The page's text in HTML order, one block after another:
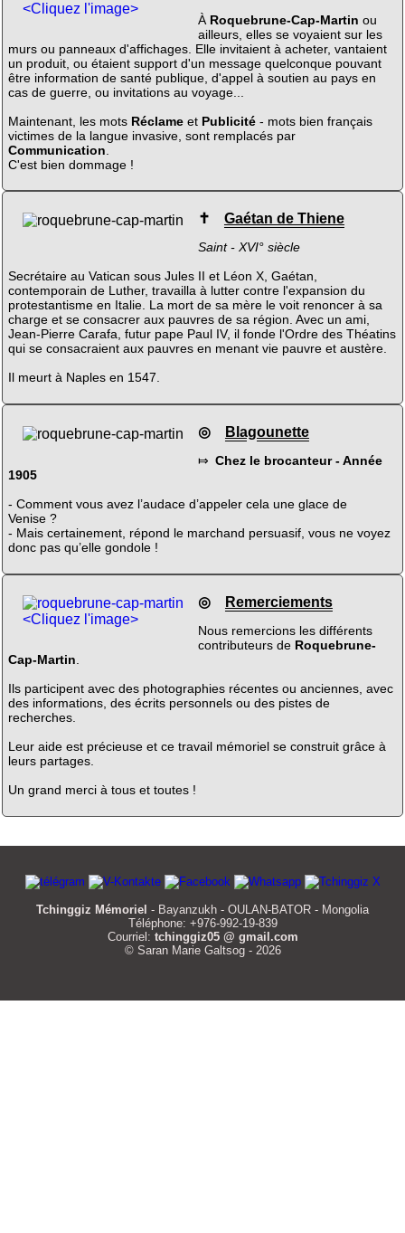
<Cliquez l'image>
À Roquebrune-Cap-Martin ou
ailleurs, elles se voyaient sur les
murs ou panneaux d'affichages. Elle invitaient à acheter, vantaient
un produit, ou étaient support d'un message quelconque pouvant
être information de santé publique, d'appel à soutien au pays en
cas de guerre, ou invitations au voyage...
Maintenant, les mots Réclameet Publicité- mots bien français
victimes de la langue invasive, sont remplacés par
Communication
C'est bien dommage !
✝ Gaétan de Thiene
Saint - XVI° siècle
Secrétaire au Vatican sous Jules II et Léon X, Gaétan,
contemporain de Luther, travailla à lutter contre l'expansion du
protestantisme en Italie. La mort de sa mère le voit renoncer à sa
charge et se consacrer aux pauvres de sa région. Avec un ami,
Jean-Pierre Carafa, futur pape Paul IV, il fonde l'Ordre des Théatins
qui se consacraient aux pauvres en menant vie pauvre et austère.
Il meurt à Naples en 1547.
◎ Blagounette
⤇ Chez le brocanteur - Année
1905
- Comment vous avez l’audace d’appeler cela une glace de
Venise ?
- Mais certainement, répond le marchand persuasif, vous ne voyez
donc pas qu’elle gondole !
<Cliquez l'image>
◎ Remerciements
Nous remercions les différents
contributeurs de Roquebrune-
Cap-Martin
Ils participent avec des photographies récentes ou anciennes, avec
des informations, des écrits personnels ou des pistes de
recherches.
Leur aide est précieuse et ce travail mémoriel se construit grâce à
leurs partages.
Un grand merci à tous et toutes !
Tchinggiz Mémoriel - Bayanzukh - OULAN-BATOR - Mongolia
Téléphone: +976-992-19-839
Courriel: tchinggiz05 @ gmail.com
© Saran Marie Galtsog - 2026